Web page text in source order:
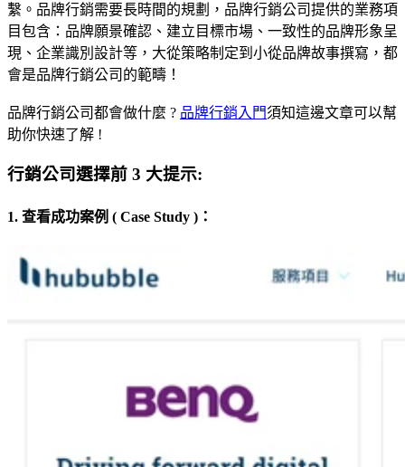
繫。品牌行銷需要長時間的規劃，品牌行銷公司提供的業務項
目包含：品牌願景確認、建立目標市場、一致性的品牌形象呈
現、企業識別設計等，大從策略制定到小從品牌故事撰寫，都
會是品牌行銷公司的範疇！
品牌行銷公司都會做什麼 ? 品牌行銷入門須知這邊文章可以幫
助你快速了解 !
行銷公司選擇前 3 大提示:
1. 查看成功案例 ( Case Study )：